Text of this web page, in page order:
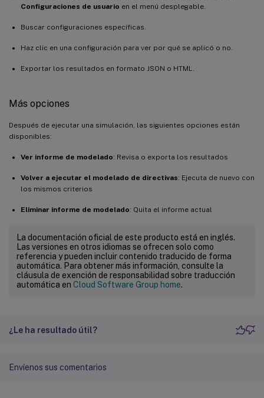
Configuraciones de usuario en el menú desplegable.
Buscar configuraciones específicas.
Haz clic en una configuración para ver por qué se aplicó o no.
Exportar los resultados en formato JSON o HTML.
Más opciones
Después de ejecutar una simulación, las siguientes opciones están
disponibles:
Ver informe de modelado: Revisa o exporta los resultados
Volver a ejecutar el modelado de directivas: Ejecuta de nuevo con
los mismos criterios
Eliminar informe de modelado: Quita el informe actual
La documentación oficial de este producto está en inglés.
Las versiones en otros idiomas se ofrecen solo como
referencia y pueden incluir contenido traducido de forma
automática. Para obtener más información, consulte la
cláusula de exención de responsabilidad sobre traducción
automática en Cloud Software Group home.
¿Le ha resultado útil?
Envíenos sus comentarios